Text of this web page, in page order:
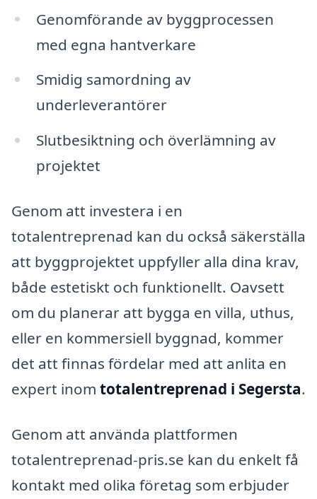
Genomförande av byggprocessen
med egna hantverkare
Smidig samordning av
underleverantörer
Slutbesiktning och överlämning av
projektet
Genom att investera i en
totalentreprenad kan du också säkerställa
att byggprojektet uppfyller alla dina krav,
både estetiskt och funktionellt. Oavsett
om du planerar att bygga en villa, uthus,
eller en kommersiell byggnad, kommer
det att finnas fördelar med att anlita en
expert inom totalentreprenad i Segersta.
Genom att använda plattformen
totalentreprenad-pris.se kan du enkelt få
kontakt med olika företag som erbjuder